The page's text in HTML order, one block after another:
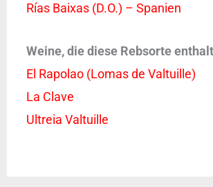
Rías Baixas (D.O.) – Spanien
Weine, die diese Rebsorte
El Rapolao (Lomas de Valtuille)
La Clave
Ultreia Valtuille